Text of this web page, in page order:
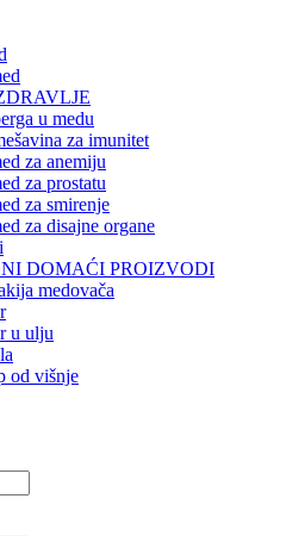
u medu
za imunitet
za anemiju
za prostatu
za smirenje
za disajne organe
DOMAĆI PROIZVODI
medovača
u ulju
od višnje